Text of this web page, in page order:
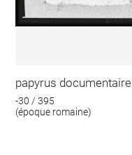
papyrus documentaire
-30 / 395
(époque romaine)